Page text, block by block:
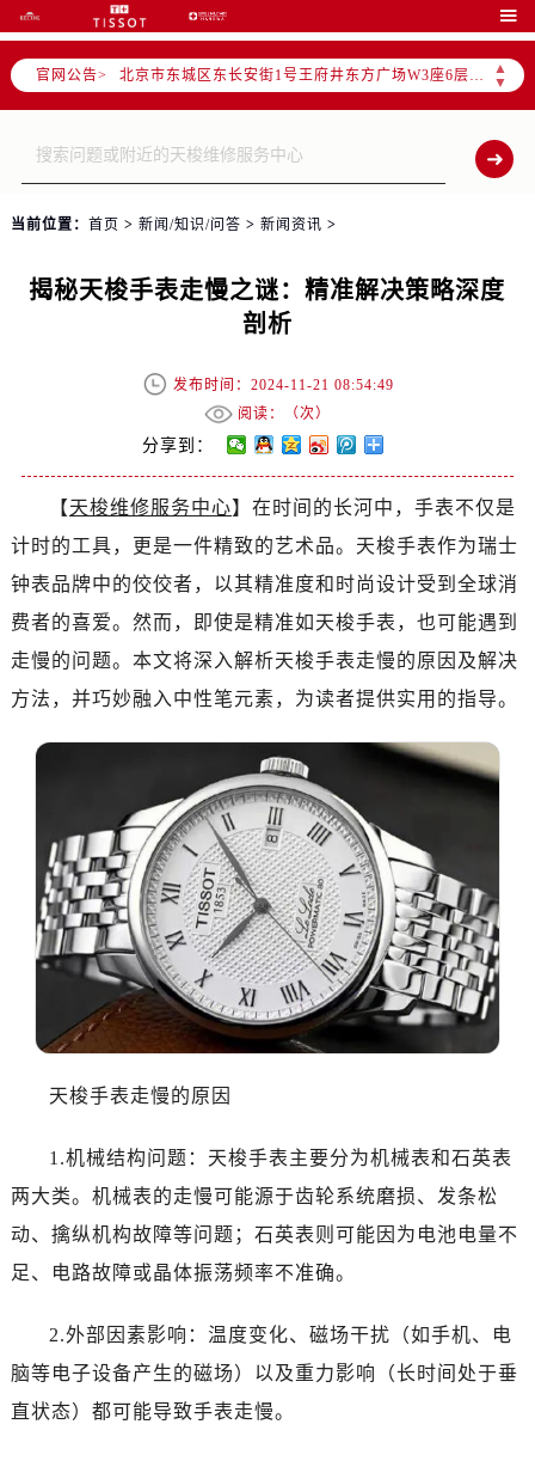

官网公告>
▲
▼
北京市朝阳区建国门外大街甲6号华熙国际中心D座11层1102室售后服务中心（需提前预约）
北京市东城区东长安街1号王府井东方广场W3座6层602室售后服务中心（需提前预约）
节假日正常营业！
当前位置： 首页 > 新闻/知识/问答 > 新闻资讯 >
揭秘天梭手表走慢之谜：精准解决策略深度
剖析
发布时间：2024-11-21 08:54:49
阅读：（次）
分享到：
【天梭维修服务中心】在时间的长河中，手表不仅是
计时的工具，更是一件精致的艺术品。天梭手表作为瑞士
钟表品牌中的佼佼者，以其精准度和时尚设计受到全球消
费者的喜爱。然而，即使是精准如天梭手表，也可能遇到
走慢的问题。本文将深入解析天梭手表走慢的原因及解决
方法，并巧妙融入中性笔元素，为读者提供实用的指导。
天梭手表走慢的原因
1.机械结构问题：天梭手表主要分为机械表和石英表
两大类。机械表的走慢可能源于齿轮系统磨损、发条松
动、擒纵机构故障等问题；石英表则可能因为电池电量不
足、电路故障或晶体振荡频率不准确。
2.外部因素影响：温度变化、磁场干扰（如手机、电
脑等电子设备产生的磁场）以及重力影响（长时间处于垂
直状态）都可能导致手表走慢。